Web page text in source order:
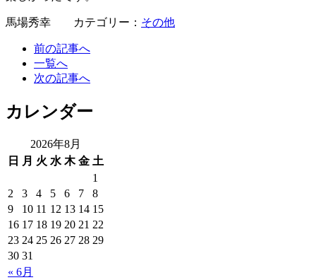
馬場秀幸 カテゴリー： その他
前の記事へ
一覧へ
次の記事へ
カレンダー
2026年8月
日
月 火 水 木 金 土
« 6月
1
2
3 4 5 6 7
8
9
10 11 12 13 14 15
16 17 18 19 20 21 22
23 24 25 26 27 28 29
30 31